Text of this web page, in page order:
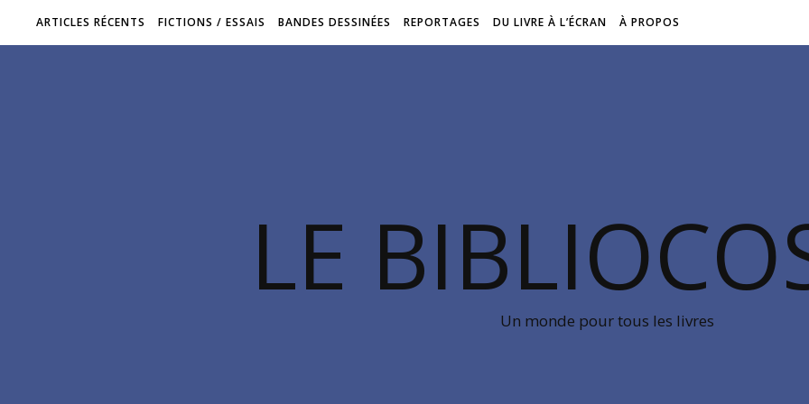
ARTICLES RÉCENTS FICTIONS / ESSAIS BANDES DESSINÉES REPORTAGES DU LIVRE À L’ÉCRAN À PROPOS
LE
Un monde pour tous les livres